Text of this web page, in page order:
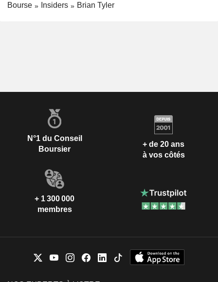
Bourse Insiders Brian Tyler
N°1 du Conseil
Boursier
+ de 20 ans
à vos côtés
+ 1 300 000
membres